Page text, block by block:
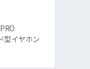
型イヤホン